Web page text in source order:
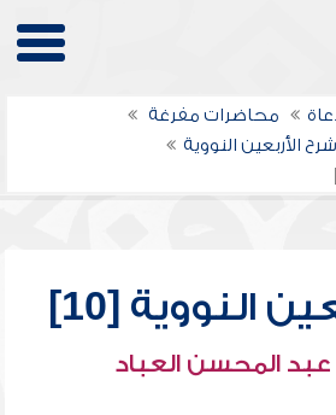
محاضرات مفرغة
شرح الأربعين النووية
النووية [10]
المحسن العباد